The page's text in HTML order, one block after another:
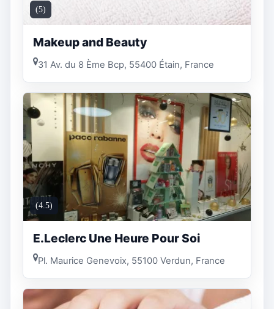
(5)
Makeup and Beauty
31 Av. du 8 Ème Bcp, 55400 Étain, France
(4.5)
E.Leclerc Une Heure Pour Soi
Pl. Maurice Genevoix, 55100 Verdun, France